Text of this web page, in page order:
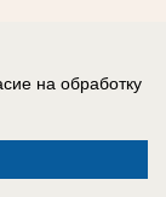
на обработку